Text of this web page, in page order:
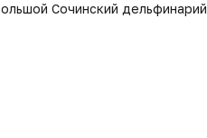
Сочинский дельфинарий